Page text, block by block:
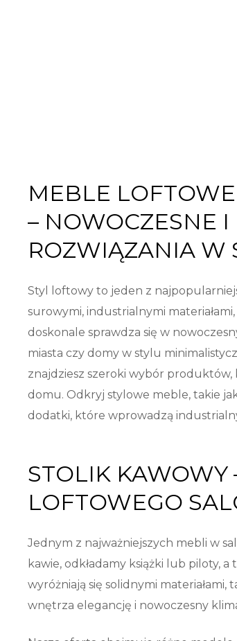
MEBLE
– NOWOCZESNE
ROZWIĄZANIA W
Styl loftowy to jeden z
surowymi, industrialnymi
doskonale sprawdza się w
miasta czy domy w stylu
znajdziesz szeroki wybór
domu. Odkryj stylowe meble, takie
dodatki, które wprowadzą
STOLIK KAWOWY
LOFTOWEGO
Jednym z najważniejszych mebli w
kawie, odkładamy książki lub piloty,
wyróżniają się solidnymi
wnętrza elegancję i nowoczesny